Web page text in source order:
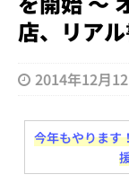
店、リア
2014年12月
今年もやります